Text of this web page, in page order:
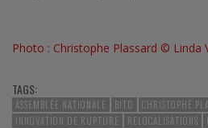
Photo : Christophe Plassard © Linda
TAGS:
ASSEMBLÉE NATIONALE BITD CHRISTOPHE
INNOVATION DE RUPTURE
RELOCALISATIONS